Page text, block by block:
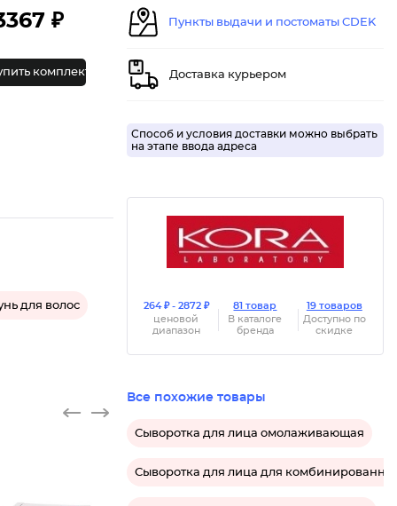
₽
комплект
для волос
Пункты выдачи и постоматы CDEK
Доставка курьером
Способ и условия доставки можно выбрать
на этапе ввода адреса
264 ₽ - 2872 ₽
ценовой
диапазон
81 товар
В каталоге
бренда
19 товаров
Доступно по
скидке
Все похожие товары
Сыворотка для лица омолаживающая
Сыворотка для лица для